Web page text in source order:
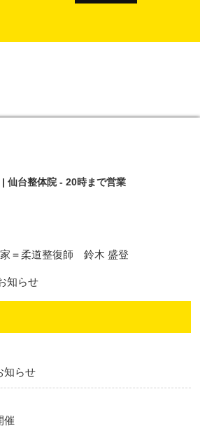
| 仙台整体院 - 20時まで営業
＝柔道整復師 鈴木 盛登
知らせ
知らせ
催